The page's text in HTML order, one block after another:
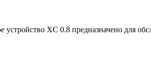
устройство XС 0.8 предназначено для